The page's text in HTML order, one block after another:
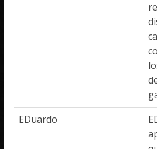
EDuardo